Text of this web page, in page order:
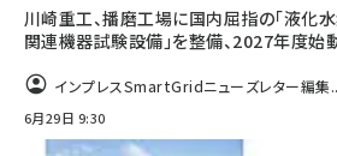
川崎重工、播磨工場に国内屈指の「液化
関連機器試験設備」を整備、2027年度始
インプレスSmartGridニューズレター編集
6月29日 9:30